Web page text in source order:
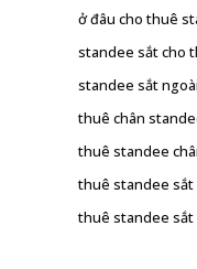
ở đâu cho thuê
standee sắt cho
standee sắt
thuê chân
thuê standee
thuê standee sắt
thuê standee sắt